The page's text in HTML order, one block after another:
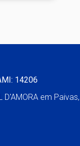
14206
D'AMORA em Paivas,